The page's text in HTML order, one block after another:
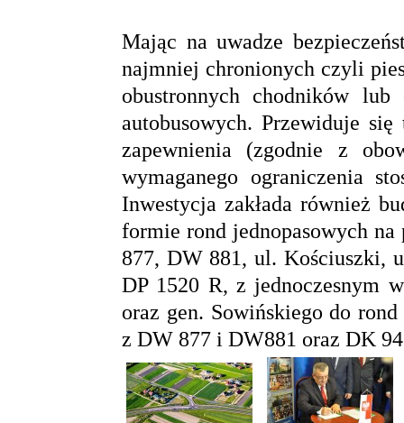
Mając na uwadze
najmniej chronionych czyli
obustronnych chodników
autobusowych. Przewiduje
zapewnienia (zgodnie z
wymaganego ograniczenia
Inwestycja zakłada również
formie rond jednopasowych
877, DW 881, ul. Kościuszki,
DP 1520 R, z jednoczesnym
oraz gen. Sowińskiego do
z DW 877 i DW881 oraz DK